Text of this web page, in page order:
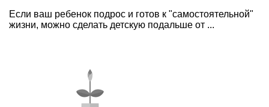
Если ваш ребенок подрос и готов к "самостоятельной"
жизни, можно сделать детскую подальше от ...